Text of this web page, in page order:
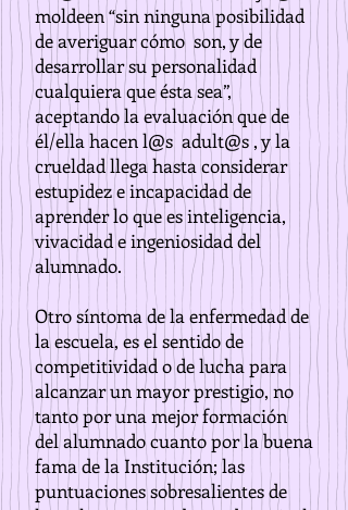
moldeen “sin ninguna posibilidad
de averiguar cómo son, y de
desarrollar su personalidad
cualquiera que ésta sea”,
aceptando la evaluación que de
él/ella hacen l@s adult@s , y la
crueldad llega hasta considerar
estupidez e incapacidad de
aprender lo que es inteligencia,
vivacidad e ingeniosidad del
alumnado.
Otro síntoma de la enfermedad de
la escuela, es el sentido de
competitividad o de lucha para
alcanzar un mayor prestigio, no
tanto por una mejor formación
del alumnado cuanto por la buena
fama de la Institución; las
puntuaciones sobresalientes de